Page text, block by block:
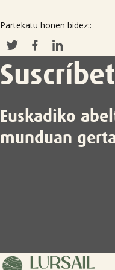
Partekatu honen bidez::
Euskadiko
munduan